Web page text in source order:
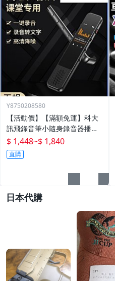
Y8750208580
【活動價】【滿額免運】科大
訊飛錄音筆小隨身錄音器播放
器設備神器專業高清降噪轉文
字超
$ 1,448~$ 1,840
直購
日本代購